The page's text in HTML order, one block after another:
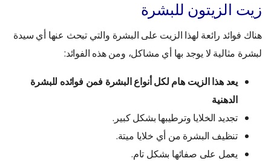
زيت الزيتون للبشرة
هناك فوائد رائعة لهذا الزيت على البشرة والتي تبحث عنها أي سيدة
لبشرة مثالية لا يوجد بها أي مشاكل، ومن هذه الفوائد:
يعد هذا الزيت هام لكل أنواع البشرة فمن فوائده للبشرة
الدهنية
تجديد الخلايا وترطيبها بشكل كبير.
تنظيف البشرة من أي خلايا ميتة.
يعمل على صفائها بشكل تام.